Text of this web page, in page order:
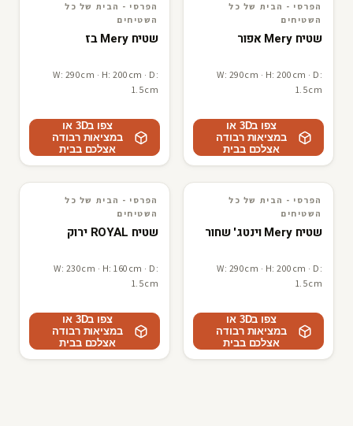
3D · AR הפרסי - הבית של כל השטיחים
הפרסי - הבית של כל
השטיחים
שטיח Mery אפור
W: 290cm · H: 200cm · D:
1.5cm
צפו ב3D או
במציאות רבודה
אצלכם בבית
3D · AR הפרסי - הבית של כל השטיחים
הפרסי - הבית של כל
השטיחים
שטיח Mery בז
W: 290cm · H: 200cm · D:
1.5cm
צפו ב3D או
במציאות רבודה
אצלכם בבית
3D · AR הפרסי - הבית של כל השטיחים
הפרסי - הבית של כל
השטיחים
שטיח Mery וינטג' שחור
W: 290cm · H: 200cm · D:
1.5cm
צפו ב3D או
במציאות רבודה
אצלכם בבית
3D · AR הפרסי - הבית של כל השטיחים
הפרסי - הבית של כל
השטיחים
שטיח ROYAL ירוק
W: 230cm · H: 160cm · D:
1.5cm
צפו ב3D או
במציאות רבודה
אצלכם בבית